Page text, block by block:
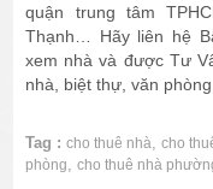
quận trung tâm
Thạnh… Hãy liên hệ
xem nhà và được Tư
nhà, biệt thự, văn
Tag : cho thuê nhà ,cho
phòng
,cho thuê nhà